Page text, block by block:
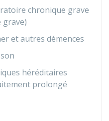
chronique grave
grave)
et autres démences
héréditaires
prolongé